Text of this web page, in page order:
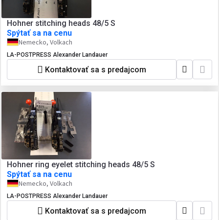
Hohner stitching heads 48/5 S
Spýtať sa na cenu
Nemecko, Volkach
LA-POSTPRESS Alexander Landauer
Kontaktovať sa s predajcom
Hohner ring eyelet stitching heads 48/5 S
Spýtať sa na cenu
Nemecko, Volkach
LA-POSTPRESS Alexander Landauer
Kontaktovať sa s predajcom